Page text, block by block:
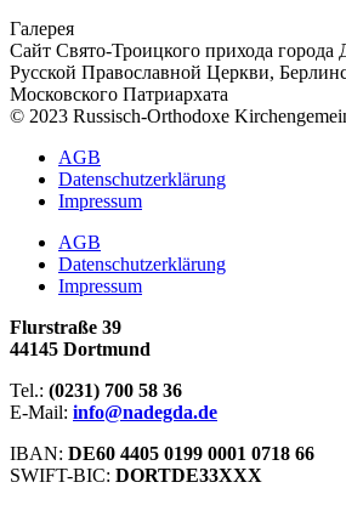
Галерея
Сайт Свято-Троицкого прихода города
Русской Православной Церкви,
Московского Патриархата
© 2023 Russisch-Orthodoxe
АGB
Datenschutzerklärung
Impressum
АGB
Datenschutzerklärung
Impressum
Flurstraße 39
44145 Dortmund
Tel.: (0231) 700 58 36
E-Mail: info@nadegda.de
IBAN: DE60 4405 0199 0001 0718 66
SWIFT-BIC: DORTDE33XXX